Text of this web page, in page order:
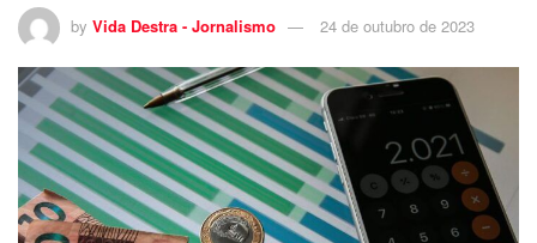
by Vida Destra - Jornalismo 24 de outubro de 2023